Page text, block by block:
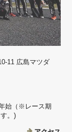
11 広島マツダ
始（※レース期
。)